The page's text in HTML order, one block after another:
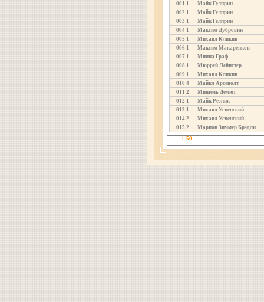
001 1
Майк Гелприн
002 1
Майк Гелприн
003 1
Майк Гелприн
004 1
Максим Дубровин
005 1
Михаил Кликин
006 1
Максим Макаренков
007 1
Минна Граф
008 1
Мюррей Лейнстер
009 1
Михаил Кликин
010 4
Майкл Арсенолт
011 2
Мишель Демют
012 1
Майк Резник
013 1
Михаил Успенский
014 2
Михаил Успенский
015 2
Марион Зиммер Брэдли
1-50